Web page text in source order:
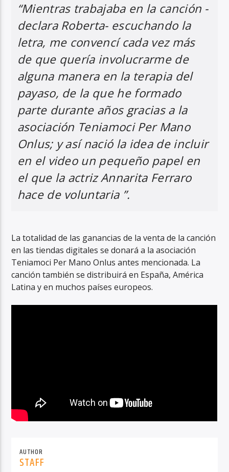
“Mientras trabajaba en la canción -
declara Roberta- escuchando la
letra, me convencí cada vez más
de que quería involucrarme de
alguna manera en la terapia del
payaso, de la que he formado
parte durante años gracias a la
asociación Teniamoci Per Mano
Onlus; y así nació la idea de incluir
en el video un pequeño papel en
el que la actriz Annarita Ferraro
hace de voluntaria ”.
La totalidad de las ganancias de la venta de la canción
en las tiendas digitales se donará a la asociación
Teniamoci Per Mano Onlus antes mencionada. La
canción también se distribuirá en España, América
Latina y en muchos países europeos.
AUTHOR
STAFF